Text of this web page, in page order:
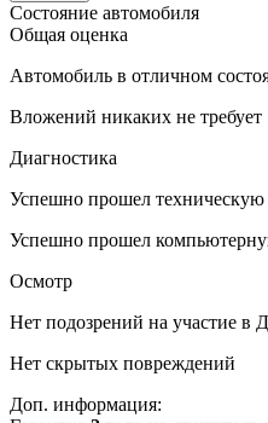
Состояние автомобиля
Общая оценка
Автомобиль в отличном
Вложений никаких не требует
Диагностика
Успешно прошел техническую
Успешно прошел
Осмотр
Нет подозрений на участие в
Нет скрытых повреждений
Доп. информация: